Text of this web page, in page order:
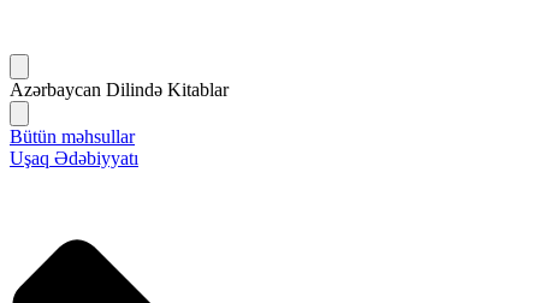
Azərbaycan Dilində Kitablar
Bütün məhsullar
Uşaq Ədəbiyyatı